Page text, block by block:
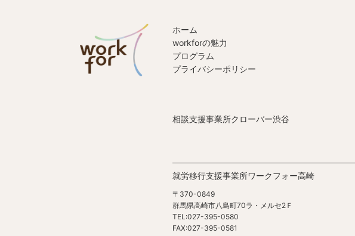
ホーム
workforの魅力
プログラム
プライバシーポリシー
相談支援事業所クローバー渋谷
就労移行支援事業所ワークフォー高崎
〒370-0849
群馬県高崎市八島町70ラ・メルセ2Ｆ
TEL:027-395-0580
FAX:027-395-0581